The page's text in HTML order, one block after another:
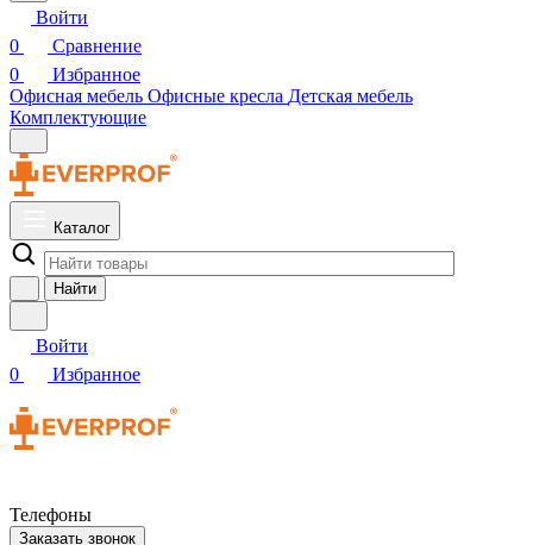
Войти
0
Сравнение
0
Избранное
Офисная мебель Офисные кресла Детская мебель
Комплектующие
Каталог
Найти
Войти
0
Избранное
Телефоны
Заказать звонок